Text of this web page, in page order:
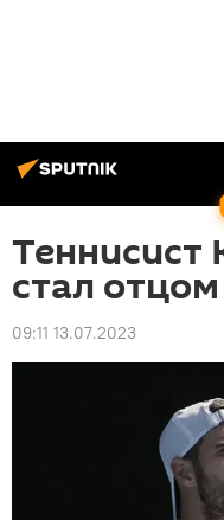
Теннисист
стал
09:11 13.07.2023